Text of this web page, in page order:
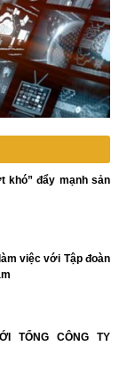
khó” đẩy mạnh sản
việc với Tập đoàn
TỔNG CÔNG TY